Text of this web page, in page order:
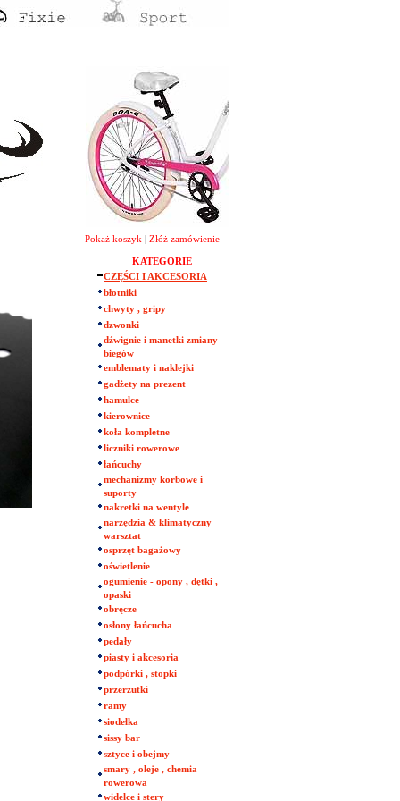
Pokaż koszyk Złóż zamówienie
KATEGORIE
CZĘŚCI I AKCESORIA
błotniki
chwyty , gripy
dzwonki
dźwignie i manetki zmiany
biegów
emblematy i naklejki
gadżety na prezent
hamulce
kierownice
koła kompletne
liczniki rowerowe
łańcuchy
mechanizmy korbowe i
suporty
nakretki na wentyle
narzędzia & klimatyczny
warsztat
osprzęt bagażowy
oświetlenie
ogumienie - opony , dętki ,
opaski
obręcze
osłony łańcucha
pedały
piasty i akcesoria
podpórki , stopki
przerzutki
ramy
siodełka
sissy bar
sztyce i obejmy
smary , oleje , chemia
rowerowa
widelce i stery